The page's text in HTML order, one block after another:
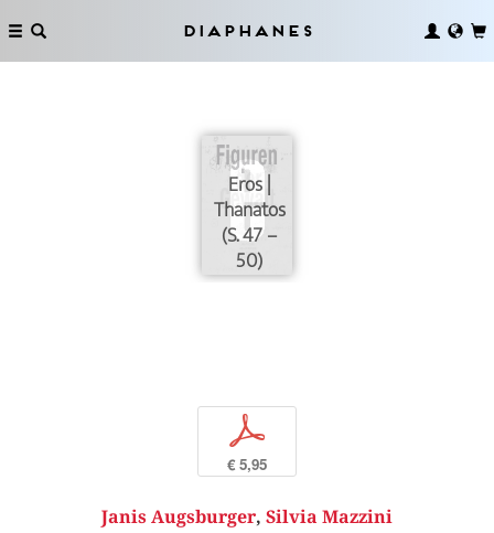
Diaphanes
Eros |
Thanatos
(S. 47 –
50)
p
€ 5,95
Janis Augsburger, Silvia Mazzini